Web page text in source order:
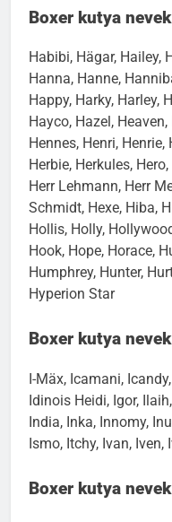
Boxer kutya
Habibi, Hägar, Hailey,
Hanna, Hanne,
Happy, Harky, Harley,
Hayco, Hazel,
Hennes, Henri,
Herbie, Herkules,
Herr Lehmann, Herr
Schmidt, Hexe, Hiba,
Hollis, Holly,
Hook, Hope, Horace,
Humphrey, Hunter,
Hyperion Star
Boxer kutya
I-Mäx, Icamani,
Idinois Heidi, Igor,
India, Inka, Innomy,
Ismo, Itchy, Ivan, Iven,
Boxer kutya